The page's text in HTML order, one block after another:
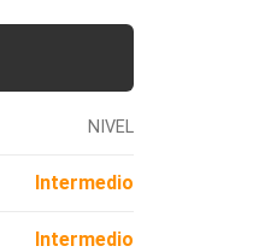
NIVEL
Intermedio
Intermedio